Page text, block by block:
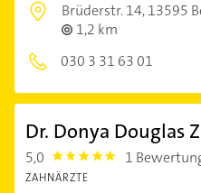
Brüderstr. 14,13595
1,2 km
030 3 31 63 01
Dr. Donya Douglas
5,0 5.0 1
ZAHNÄRZTE